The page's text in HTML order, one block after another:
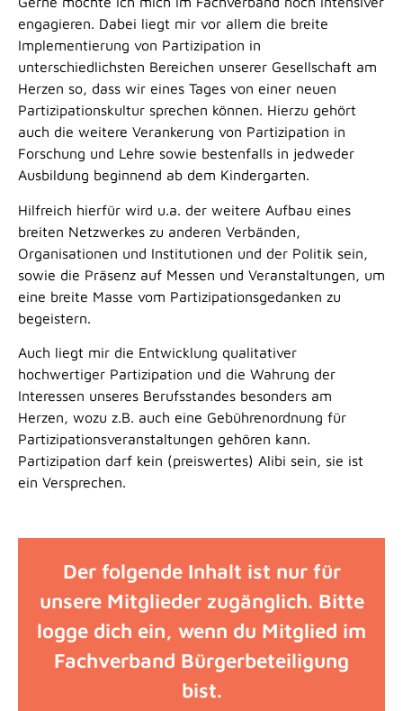
engagieren. Dabei liegt mir vor allem die breite
Implementierung von Partizipation in
unterschiedlichsten Bereichen unserer Gesellschaft am
Herzen so, dass wir eines Tages von einer neuen
Partizipationskultur sprechen können. Hierzu gehört
auch die weitere Verankerung von Partizipation in
Forschung und Lehre sowie bestenfalls in jedweder
Ausbildung beginnend ab dem Kindergarten.
Hilfreich hierfür wird u.a. der weitere Aufbau eines
breiten Netzwerkes zu anderen Verbänden,
Organisationen und Institutionen und der Politik sein,
sowie die Präsenz auf Messen und Veranstaltungen, um
eine breite Masse vom Partizipationsgedanken zu
begeistern.
Auch liegt mir die Entwicklung qualitativer
hochwertiger Partizipation und die Wahrung der
Interessen unseres Berufsstandes besonders am
Herzen, wozu z.B. auch eine Gebührenordnung für
Partizipationsveranstaltungen gehören kann.
Partizipation darf kein (preiswertes) Alibi sein, sie ist
ein Versprechen.
Der folgende Inhalt ist nur für
unsere Mitglieder zugänglich. Bitte
logge dich ein, wenn du Mitglied im
Fachverband Bürgerbeteiligung
bist.